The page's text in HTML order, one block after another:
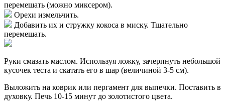
перемешать (можно миксером).
Орехи измельчить.
Добавить их и стружку кокоса в миску. Тщательно
перемешать.
Руки смазать маслом. Используя ложку, зачерпнуть небольшой
кусочек теста и скатать его в шар (величиной 3-5 см).
Выложить на коврик или пергамент для выпечки. Поставить в
духовку. Печь 10-15 минут до золотистого цвета.